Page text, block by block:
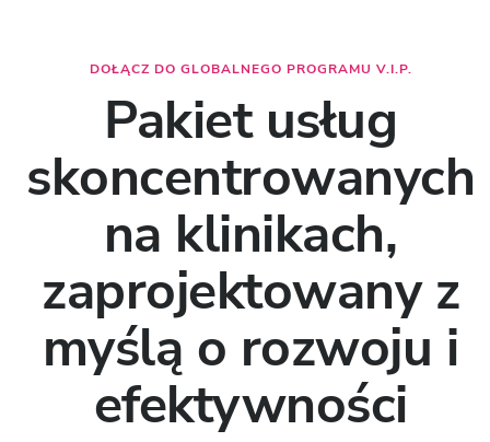
DOŁĄCZ DO GLOBALNEGO PROGRAMU V.I.P.
Pakiet usług
skoncentrowanych
na klinikach,
zaprojektowany z
myślą o rozwoju i
efektywności